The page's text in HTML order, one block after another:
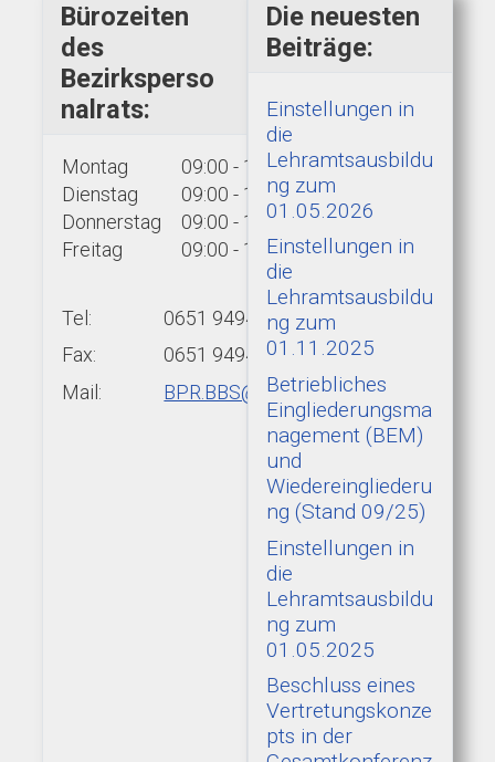
Bürozeiten
des
Bezirksperso
nalrats:
Montag
09:00 - 15:00 Uhr
Dienstag
09:00 - 15:00 Uhr
Donnerstag
09:00 - 15:00 Uhr
Freitag
09:00 - 13:00 Uhr
Tel:
0651 9494-439
Fax:
0651 9494-422
Mail:
BPR.BBS@add.rlp.de
Die neuesten
Beiträge:
Einstellungen in
die
Lehramtsausbildu
ng zum
01.05.2026
Einstellungen in
die
Lehramtsausbildu
ng zum
01.11.2025
Betriebliches
Eingliederungsma
nagement (BEM)
und
Wiedereingliederu
ng (Stand 09/25)
Einstellungen in
die
Lehramtsausbildu
ng zum
01.05.2025
Beschluss eines
Vertretungskonze
pts in der